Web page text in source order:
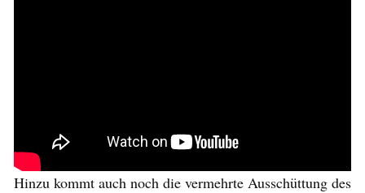
Hinzu kommt auch noch die vermehrte Ausschüttung des